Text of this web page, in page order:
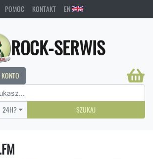
POMOC KONTAKT EN
ROCK-SERWIS
24H? SZUKAJ